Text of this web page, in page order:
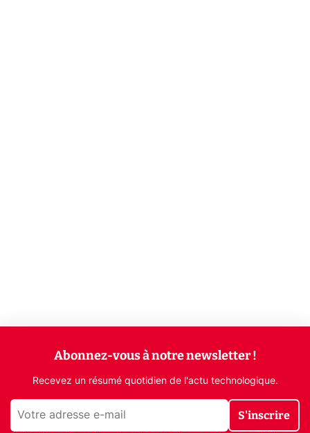
Abonnez-vous à notre newsletter !
Recevez un résumé quotidien de l'actu technologique.
S'inscrire